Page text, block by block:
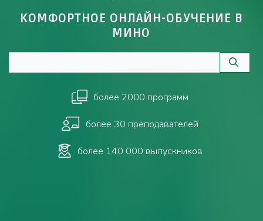
КОМФОРТНОЕ ОНЛАЙН-ОБУЧЕНИЕ В
МИНО
более 2000 программ
более 30 преподавателей
более 140 000 выпускников